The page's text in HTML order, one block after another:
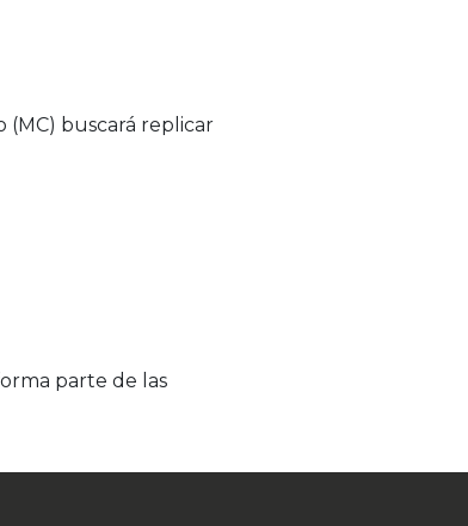
(MC) buscará replicar
parte de las